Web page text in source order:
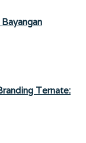
Ternate: